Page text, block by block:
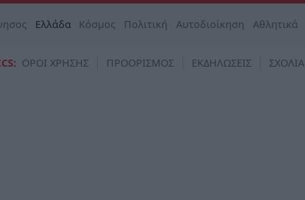
Ελλάδα Κόσμος Πολιτική Αυτοδιοίκηση Αθλητικά
ΟΡΟΙ ΧΡΗΣΗΣ ΠΡΟΟΡΙΣΜΟΣ ΕΚΔΗΛΩΣΕΙΣ ΣΧΟΛΙΑ